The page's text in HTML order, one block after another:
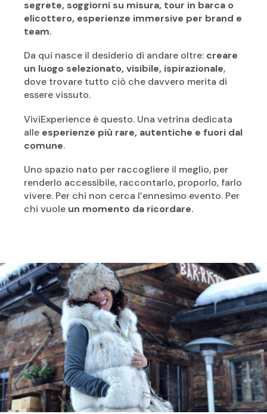
segrete, soggiorni su misura, tour in barca o
elicottero, esperienze immersive per brand e
team.
Da qui nasce il desiderio di andare oltre: creare
un luogo selezionato, visibile, ispirazionale,
dove trovare tutto ciò che davvero merita di
essere vissuto.
ViviExperience è questo. Una vetrina dedicata
alle esperienze più rare, autentiche e fuori dal
comune.
Uno spazio nato per raccogliere il meglio, per
renderlo accessibile, raccontarlo, proporlo, farlo
vivere. Per chi non cerca l’ennesimo evento. Per
chi vuole un momento da ricordare.